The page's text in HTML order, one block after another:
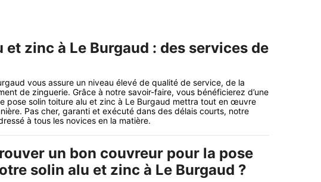
zinc à Le Burgaud : des services de
vous assure un niveau élevé de qualité de service, de la
de zinguerie. Grâce à notre savoir-faire, vous bénéficierez d’une
pose solin toiture alu et zinc à Le Burgaud mettra tout en œuvre
Pas cher, garanti et exécuté dans des délais courts, notre
à tous les novices en la matière.
un bon couvreur pour la pose
solin alu et zinc à Le Burgaud ?